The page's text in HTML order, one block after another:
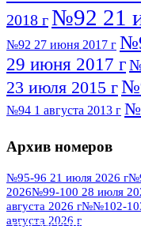
2018 г№92 21
№92 27 июня 2017 г
29 июня 2017 г
23 июля 2015 г
№94 1 августа 2013 г
№95 7 августа
№95 28 июля
2013 г№96 6
2012 г №96 28 июля
Архив номеров
№95-96 21 июля 2026 г
2026№99-100 28 июля
августа 2026 г№№102-103
августа 2026 г
ПОСМОТРЕТЬ ВСЕ